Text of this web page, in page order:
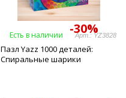
-30%
Есть в наличии Арт.: YZ3828
Пазл Yazz 1000 деталей:
Спиральные шарики